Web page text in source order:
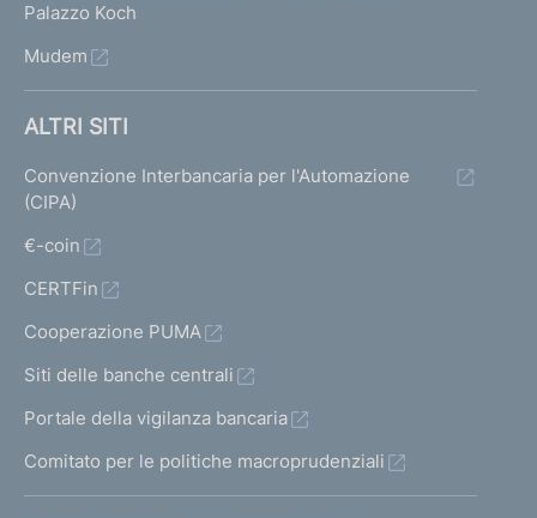
Palazzo Koch
Mudem
ALTRI SITI
Convenzione Interbancaria per l'Automazione
(CIPA)
€-coin
CERTFin
Cooperazione PUMA
Siti delle banche centrali
Portale della vigilanza bancaria
Comitato per le politiche macroprudenziali